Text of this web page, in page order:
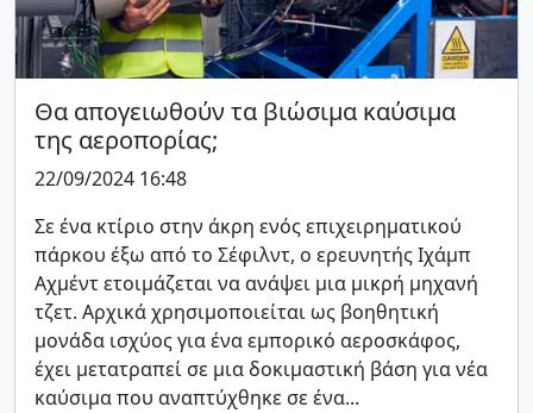
Θα απογειωθούν τα βιώσιμα καύσιμα
της αεροπορίας;
22/09/2024 16:48
Σε ένα κτίριο στην άκρη ενός επιχειρηματικού
πάρκου έξω από το Σέφιλντ, ο ερευνητής Ιχάμπ
Αχμέντ ετοιμάζεται να ανάψει μια μικρή μηχανή
τζετ. Αρχικά χρησιμοποιείται ως βοηθητική
μονάδα ισχύος για ένα εμπορικό αεροσκάφος,
έχει μετατραπεί σε μια δοκιμαστική βάση για νέα
καύσιμα που αναπτύχθηκε σε ένα...